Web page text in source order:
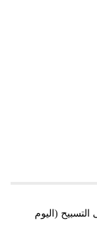
(اليوم